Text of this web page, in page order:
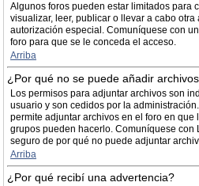
Algunos foros pueden estar limitados para
visualizar, leer, publicar o llevar a cabo
autorización especial. Comuníquese con
foro para que se le conceda el acceso.
Arriba
¿Por qué no se puede añadir
Los permisos para adjuntar archivos son
usuario y son cedidos por la
permite adjuntar archivos en el foro en que
grupos pueden hacerlo. Comuníquese con
seguro de por qué no puede adjuntar
Arriba
¿Por qué recibí una advertencia?